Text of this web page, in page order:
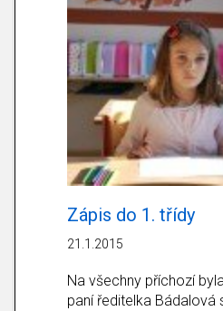
Zápis do 1. třídy
21.1.2015
Na všechny příchozí
paní ředitelka Bádalová